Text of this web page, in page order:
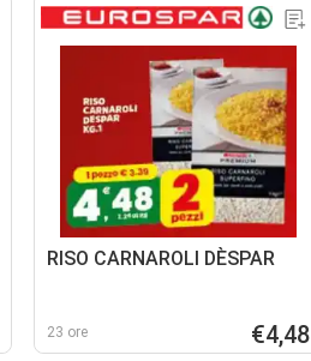
RISO CARNAROLI DÈSPAR
23 ore €4,48